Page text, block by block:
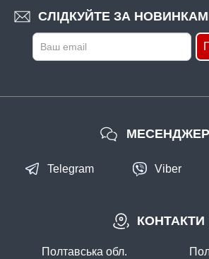
СЛІДКУЙТЕ ЗА
КОНТАКТИ
Полтавська обл.
Telegram Viber